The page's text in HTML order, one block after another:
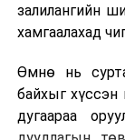
залилангийн
хамгаалахад
Өмнө нь
байхыг хүссэн
дугаараа